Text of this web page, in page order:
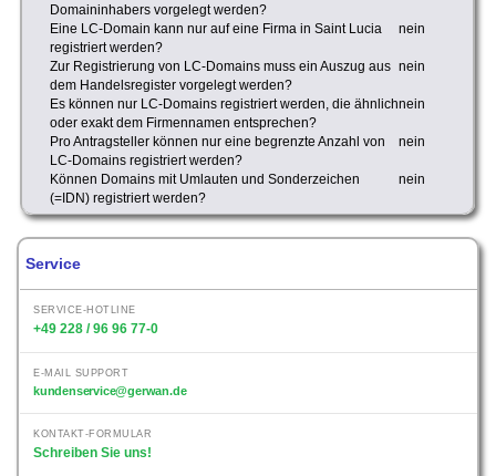
Domaininhabers vorgelegt werden?
Eine LC-Domain kann nur auf eine Firma in Saint Lucia
registriert werden?
nein
Zur Registrierung von LC-Domains muss ein Auszug aus
dem Handelsregister vorgelegt werden?
nein
Es können nur LC-Domains registriert werden, die ähnlich
oder exakt dem Firmennamen entsprechen?
nein
Pro Antragsteller können nur eine begrenzte Anzahl von
LC-Domains registriert werden?
nein
Können Domains mit Umlauten und Sonderzeichen
(=IDN) registriert werden?
nein
Service
SERVICE-HOTLINE
+49 228 / 96 96 77-0
E-MAIL SUPPORT
kundenservice@gerwan.de
KONTAKT-FORMULAR
Schreiben Sie uns!